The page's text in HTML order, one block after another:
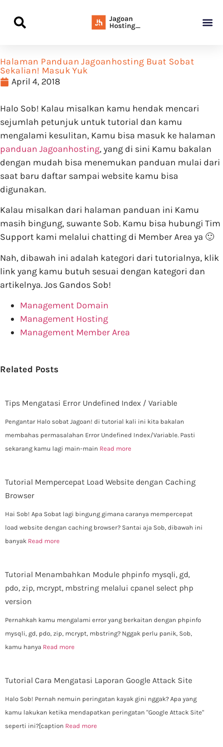
Halaman Panduan Jagoanhosting Buat Sobat
Sekalian! Masuk Yuk
April 4, 2018
Halo Sob! Kalau misalkan kamu hendak mencari
sejumlah petunjuk untuk tutorial dan kamu
mengalami kesulitan, Kamu bisa masuk ke halaman
panduan Jagoanhosting, yang di sini Kamu bakalan
dengan mudah bisa menemukan panduan mulai dari
saat baru daftar sampai website kamu bisa
digunakan.
Kalau misalkan dari halaman panduan ini Kamu
masih bingung, suwante Sob. Kamu bisa hubungi Tim
Support kami melalui chatting di Member Area ya 🙂
Nah, dibawah ini adalah kategori dari tutorialnya, klik
link yang kamu butuh sesuai dengan kategori dan
artikelnya. Jos Gandos Sob!
Management Domain
Management Hosting
Management Member Area
Related Posts
Tips Mengatasi Error Undefined Index / Variable
Pengantar Halo sobat Jagoan! di tutorial kali ini kita bakalan
membahas permasalahan Error Undefined Index/Variable. Pasti
sekarang kamu lagi main-main Read more
Tutorial Mempercepat Load Website dengan Caching
Browser
Hai Sob! Apa Sobat lagi bingung gimana caranya mempercepat
load website dengan caching browser? Santai aja Sob, dibawah ini
banyak Read more
Tutorial Menambahkan Module phpinfo mysqli, gd,
pdo, zip, mcrypt, mbstring melalui cpanel select php
version
Pernahkah kamu mengalami error yang berkaitan dengan phpinfo
mysqli, gd, pdo, zip, mcrypt, mbstring? Nggak perlu panik, Sob,
kamu hanya Read more
Tutorial Cara Mengatasi Laporan Google Attack Site
Halo Sob! Pernah nemuin peringatan kayak gini nggak? Apa yang
kamu lakukan ketika mendapatkan peringatan "Google Attack Site"
seperti ini?[caption Read more